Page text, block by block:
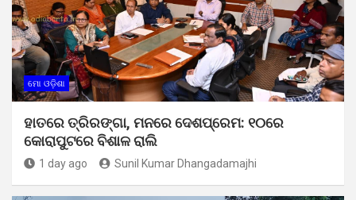
ମୋ ଓଡ଼ିଶା
ହାତରେ ତ୍ରିରଙ୍ଗା, ମନରେ ଦେଶପ୍ରେମ: ୧୦ରେ
କୋରାପୁଟରେ ବିଶାଳ ରାଲି
1 day ago Sunil Kumar Dhangadamajhi